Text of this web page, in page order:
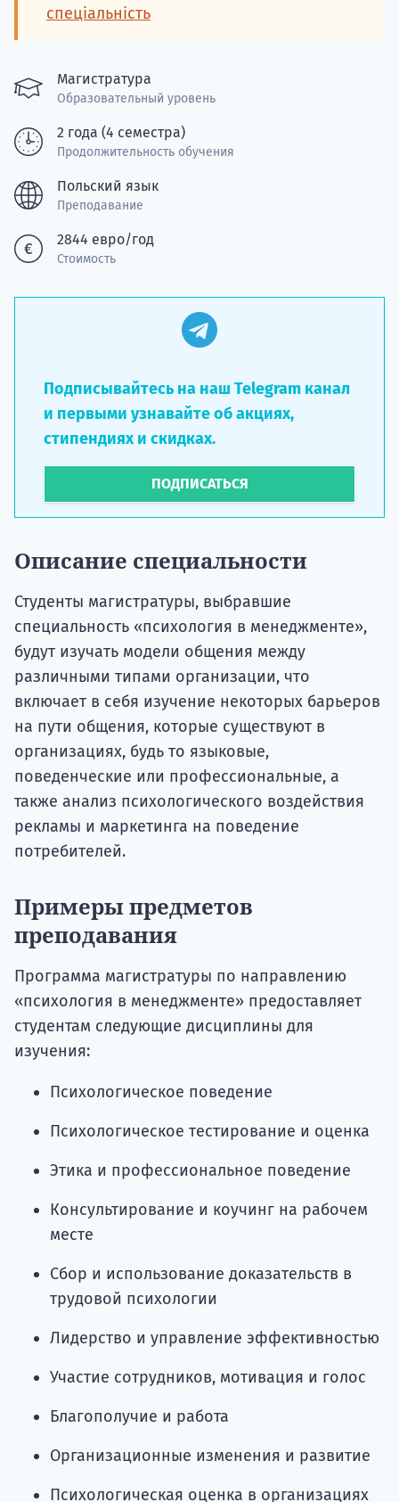
спеціальність
Магистратура
Образовательный уровень
2 года (4 семестра)
Продолжительность обучения
Польский язык
Преподавание
2844 евро/год
Стоимость
Подписывайтесь на наш Telegram канал
и первыми узнавайте об акциях,
стипендиях и скидках.
ПОДПИСАТЬСЯ
Описание специальности
Студенты магистратуры, выбравшие
специальность «психология в менеджменте»,
будут изучать модели общения между
различными типами организации, что
включает в себя изучение некоторых барьеров
на пути общения, которые существуют в
организациях, будь то языковые,
поведенческие или профессиональные, а
также анализ психологического воздействия
рекламы и маркетинга на поведение
потребителей.
Примеры предметов
преподавания
Программа магистратуры по направлению
«психология в менеджменте» предоставляет
студентам следующие дисциплины для
изучения:
Психологическое поведение
Психологическое тестирование и оценка
Этика и профессиональное поведение
Консультирование и коучинг на рабочем
месте
Сбор и использование доказательств в
трудовой психологии
Лидерство и управление эффективностью
Участие сотрудников, мотивация и голос
Благополучие и работа
Организационные изменения и развитие
Психологическая оценка в организациях